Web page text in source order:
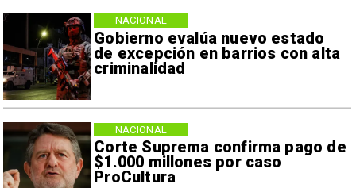
Gobierno evalúa nuevo estado
de excepción en barrios con alta
criminalidad
NACIONAL
Corte Suprema confirma pago de
$1.000 millones por caso
ProCultura
NACIONAL